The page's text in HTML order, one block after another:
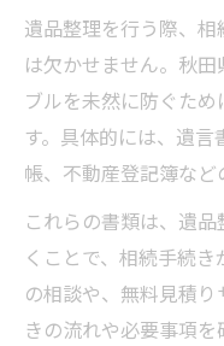
遺品整理を行う際、
は欠かせません。秋
ブルを未然に防ぐた
す。具体的には、遺
帳、不動産登記簿など
これらの書類は、遺
くことで、相続手続
の相談や、無料見積
きの流れや必要事項を